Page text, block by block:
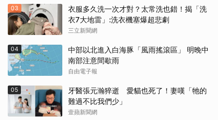
03
衣服多久洗一次才對？太常洗也錯！揭「洗
衣7大地雷」:洗衣機塞爆超悲劇
三立新聞網
04
中部以北進入白海豚「風雨搖滾區」 明晚中
南部注意間歇雨
自由電子報
05
牙醫張元瀚猝逝 愛貓也死了！妻嘆「牠的
難過不比我們少」
壹蘋新聞網